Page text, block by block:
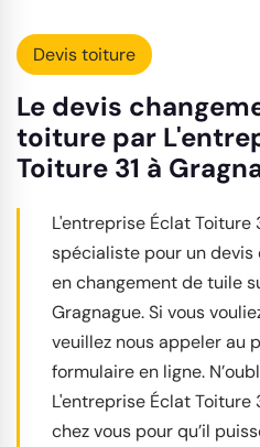
Devis toiture
Le devis
toiture par
Toiture 31 à
L'entreprise Éclat Toiture
spécialiste pour un
en changement de tuile
Gragnague. Si vous
veuillez nous appeler au
formulaire en ligne.
L'entreprise Éclat Toiture
chez vous pour qu’il